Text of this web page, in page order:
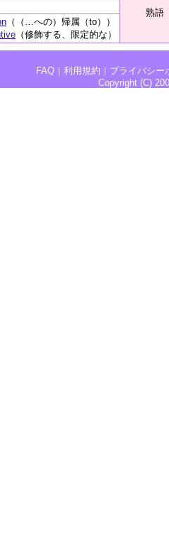
熟語
（（…への）帰属（to））
（修飾する、限定的な）
FAQ ｜ 利用規約 ｜ プライバシー
Copyright (C)